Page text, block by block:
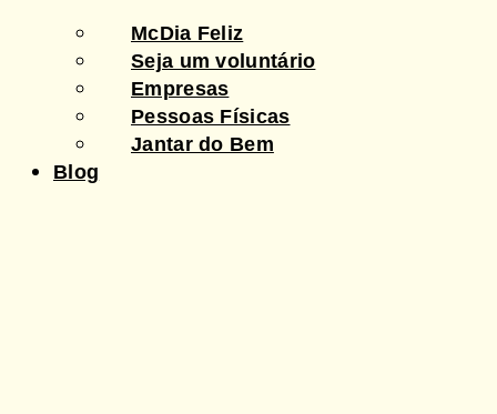
McDia Feliz
Seja um voluntário
Empresas
Pessoas Físicas
Jantar do Bem
Blog